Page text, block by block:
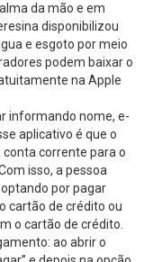
da mão e em
disponibilizou
e esgoto por meio
podem baixar o
na Apple
informando nome, e-
aplicativo é que o
corrente para o
isso, a pessoa
por pagar
cartão de crédito ou
o cartão de crédito.
ao abrir o